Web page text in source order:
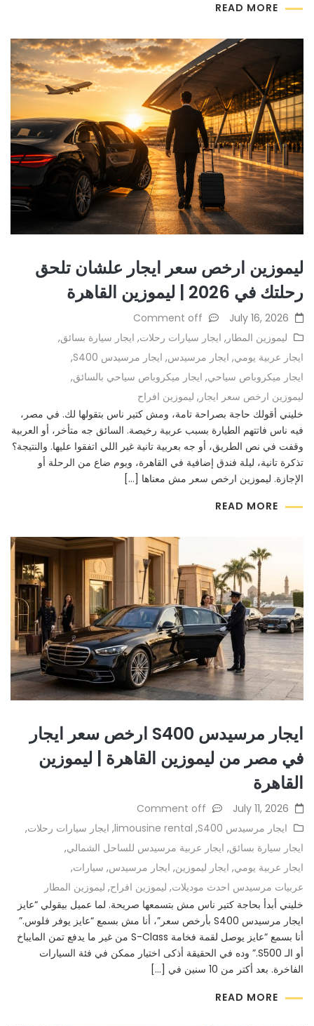
READ MORE
ليموزين ارخص سعر ايجار علشان تلحق
رحلتك في 2026 | ليموزين القاهرة
July 16, 2026
ليموزين المطار , ايجار سيارات رحلات, ايجار سيارة بسائق,
ايجار عربية يومي, ايجار مرسيدس, ايجار مرسيدس S400
,
ايجار ميكروباص سياحي, ايجار ميكروباص سياحي بالسائق,
ليموزين ارخص سعر ايجار , ليموزين افراح
Comment off
خليني أقولك حاجة بصراحة تامة، ومش كتير ناس بتقولها لك. في مصر،
فيه ناس فاتتهم الطيارة بسبب عربية رخيصة. السائق جه متأخر، أو العربية
وقفت في نص الطريق، أو جه بعربية تانية غير اللي اتفقوا عليها. والنتيجة؟
تذكرة تانية، ليلة فندق إضافية في القاهرة، ويوم ضاع من الرحلة أو
الإجازة. ليموزين ارخص سعر مش معناها […]
READ MORE
ايجار مرسيدس S400 ارخص سعر ايجار
في مصر من ليموزين القاهرة | ليموزين
القاهرة
July 11, 2026
ايجار مرسيدس S400
,
limousine rental
, ايجار سيارات رحلات,
ايجار سيارة بسائق, ايجار عربية مرسيدس للساحل الشمالي,
ايجار عربية يومي, ايجار ليموزين, ايجار مرسيدس, سيارات,
عربيات مرسيدس احدث موديلات, ليموزين افراح, ليموزين المطار
Comment off
خليني أبدأ بحاجة كتير ناس مش بتسمعها صريحة. لما عميل بيقولي “عايز
ايجار مرسيدس S400 بأرخص سعر”، أنا مش بسمع “عايز يوفر فلوس.”
أنا بسمع “عايز يوصل لقمة فخامة S-Class من غير ما يدفع تمن المايباخ
أو الـ S500.” وده في الحقيقة أذكى اختيار ممكن في فئة السيارات
الفاخرة. بعد أكتر من 10 سنين في […]
READ MORE